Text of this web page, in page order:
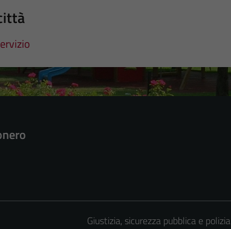
Giustizia, sicurezza pubblica e polizia